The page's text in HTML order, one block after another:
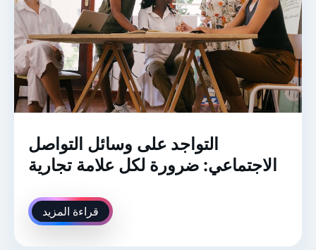
التواجد على وسائل التواصل
الاجتماعي: ضرورة لكل علامة تجارية
قراءة المزيد